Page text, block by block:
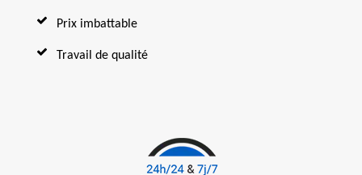
Prix imbattable
Travail de qualité